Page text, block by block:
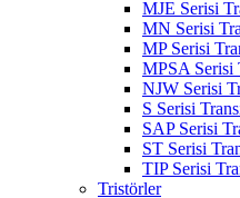
MJE Serisi
MN Serisi
MP Serisi
MPSA Serisi
NJW Serisi
S Serisi
SAP Serisi
ST Serisi
TIP Serisi
Tristörler